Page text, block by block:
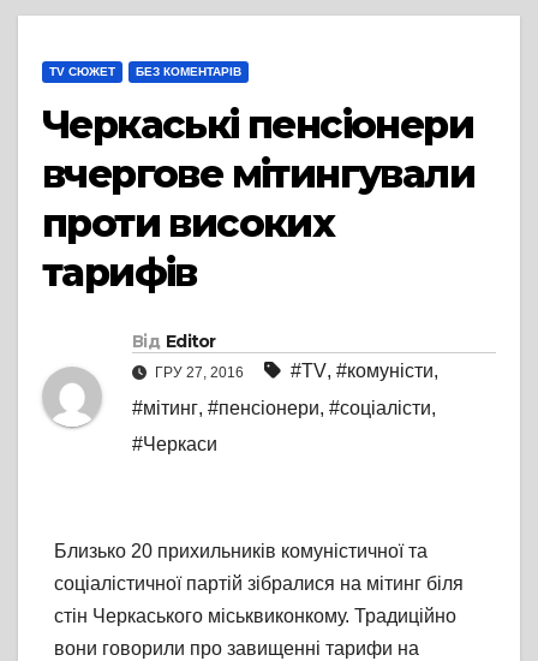
TV СЮЖЕТ БЕЗ КОМЕНТАРІВ
Черкаські пенсіонери
вчергове мітингували
проти високих
тарифів
Від Editor
ГРУ 27, 2016 #TV, #комуністи,
#мітинг, #пенсіонери, #соціалісти,
#Черкаси
Близько 20 прихильників комуністичної та
соціалістичної партій зібралися на мітинг біля
стін Черкаського міськвиконкому. Традиційно
вони говорили про завищенні тарифи на